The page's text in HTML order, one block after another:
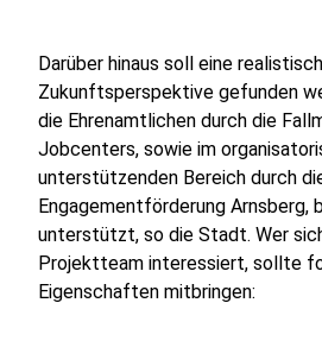
Darüber hinaus soll eine
Zukunftsperspektive gefunden
die Ehrenamtlichen durch die
Jobcenters, sowie im
unterstützenden Bereich durch
Engagementförderung Arnsberg,
unterstützt, so die Stadt. Wer
Projektteam interessiert, sollte
Eigenschaften mitbringen: